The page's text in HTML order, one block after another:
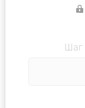
Шаг